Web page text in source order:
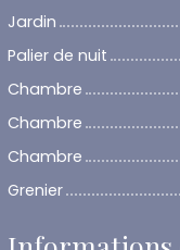
Jardin
Palier de nuit
Chambre
Chambre
Chambre
Grenier